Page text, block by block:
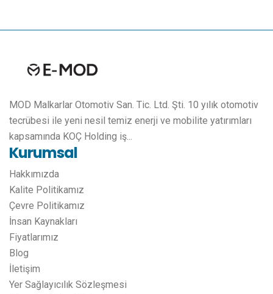
MOD Malkarlar Otomotiv San. Tic. Ltd. Şti. 10 yılık otomotiv
tecrübesi ile yeni nesil temiz enerji ve mobilite yatırımları
kapsamında KOÇ Holding iş...
Kurumsal
Hakkımızda
Kalite Politikamız
Çevre Politikamız
İnsan Kaynakları
Fiyatlarımız
Blog
İletişim
Yer Sağlayıcılık Sözleşmesi